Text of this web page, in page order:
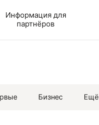
Информация для
партнёров
Бизнес Ещё